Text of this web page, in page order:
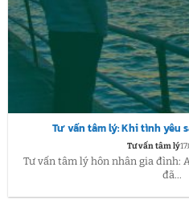
Tư vấn tâm lý: Khi tình yêu
Tư vấn tâm lý
Tư vấn tâm lý hôn nhân gia đình:
đã...